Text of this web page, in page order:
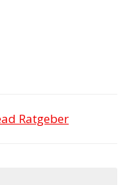
Ratgeber